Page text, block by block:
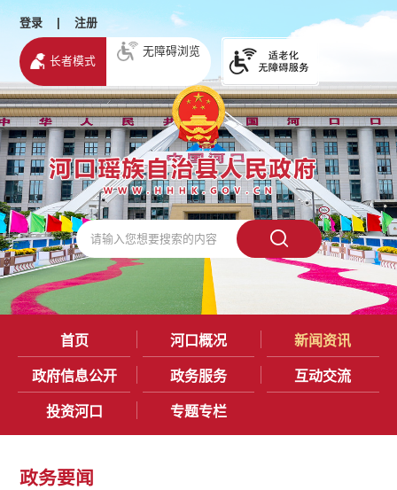
登录 | 注册
长者模式
无障碍浏览
首页 河口概况 新闻资讯
政府信息公开 政务服务 互动交流
投资河口 专题专栏
政务要闻